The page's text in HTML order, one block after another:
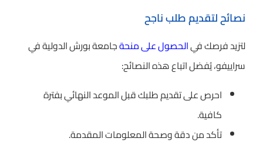
نصائح لتقديم طلب ناجح
لتزيد فرصك فيالحصول على منحةجامعة بورش الدولية في
سراييفو، يُفضل اتباع هذه النصائح:
احرص على تقديم طلبك قبل الموعد النهائي بفترة
كافية.
تأكد من دقة وصحة المعلومات المقدمة.